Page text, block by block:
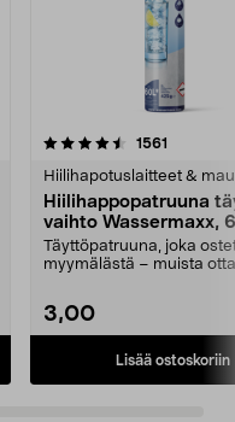
1561
Hiilihapotuslaitteet &
Hiilihappopatruuna
vaihto Wassermaxx,
Täyttöpatruuna, joka
myymälästä – muista
3,00
Lisää ostoskoriin
4.5viidestä